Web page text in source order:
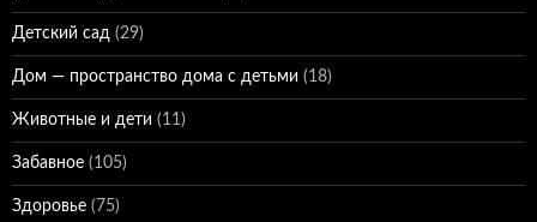
Детский сад (29)
Дом — пространство дома с детьми (18)
Животные и дети (11)
Забавное (105)
Здоровье (75)